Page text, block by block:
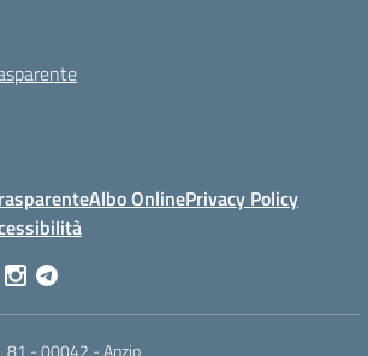
Albo OnlinePrivacy Policy
81 - 00042 - Anzio